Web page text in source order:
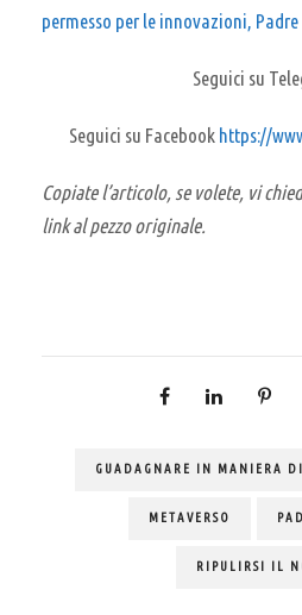
permesso per le innovazioni,
Seguici su
Seguici su Facebook https://
Copiate l’articolo, se volete, vi
link al pezzo originale.
GUADAGNARE IN MANIERA
METAVERSO
RIPULIRSI IL